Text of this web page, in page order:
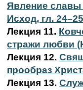
Явление
Исход, гл.
Лекция 11.
стражи любви
Лекция 12.
прообраз
Лекция 13.